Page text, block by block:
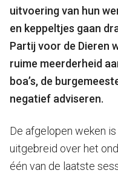
uitvoering van hun
en keppeltjes gaan
Partij voor de Dieren
ruime meerderheid
boa’s, de
negatief adviseren.
De afgelopen weken
uitgebreid over het
één van de laatste